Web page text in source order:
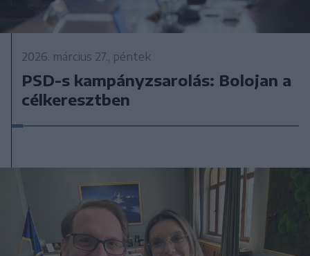
2026. március 27., péntek
PSD-s kampányzsarolás: Bolojan a
célkeresztben